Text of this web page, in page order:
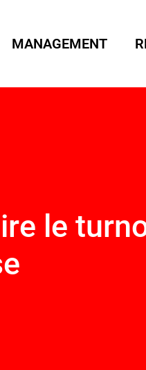
MANAGEMENT
le